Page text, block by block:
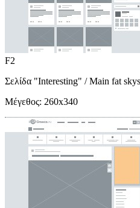
F2
Σελίδα "Interesting" / Main fat
Μέγεθος: 260x340